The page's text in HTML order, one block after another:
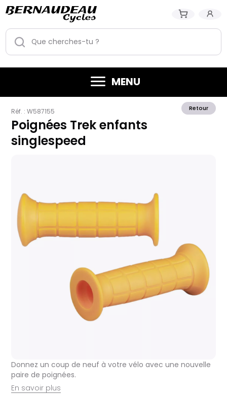
MENU
Retour
Réf. : W587155
Poignées Trek enfants
singlespeed
Donnez un coup de neuf à votre vélo avec une nouvelle
paire de poignées.
En savoir plus